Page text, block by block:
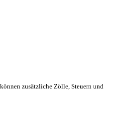
zusätzliche Zölle, Steuern und